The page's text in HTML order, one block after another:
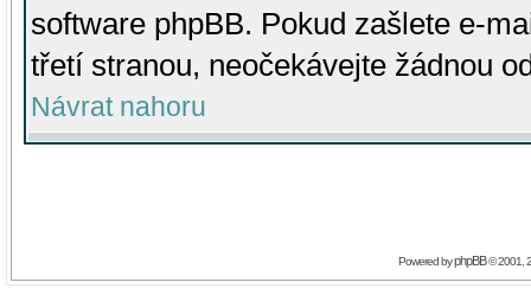
software phpBB. Pokud zašlete e-
třetí stranou, neočekávejte žádnou
Návrat nahoru
Powered byphpBB© 2001,